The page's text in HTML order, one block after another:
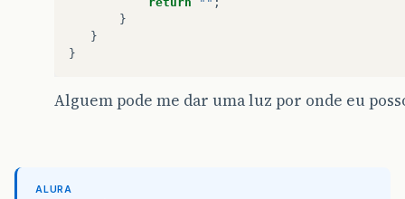
}
}
}
Alguem pode me dar uma luz por onde eu
ALURA